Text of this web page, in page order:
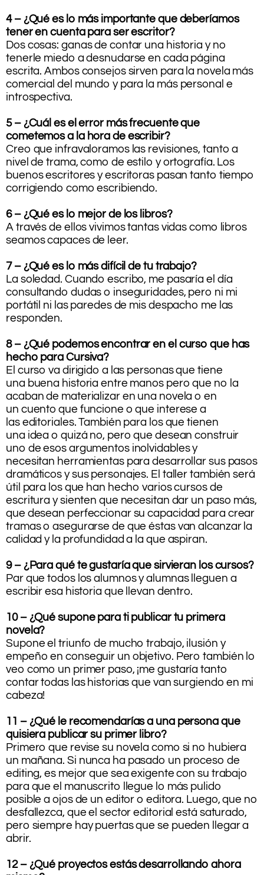
4 – ¿Qué es lo más importante que deberíamos
tener en cuenta para ser escritor?
Dos cosas: ganas de contar una historia y no
tenerle miedo a desnudarse en cada página
escrita. Ambos consejos sirven para la novela más
comercial del mundo y para la más personal e
introspectiva.
5 – ¿Cuál es el error más frecuente que
cometemos a la hora de escribir?
Creo que infravaloramos las revisiones, tanto a
nivel de trama, como de estilo y ortografía. Los
buenos escritores y escritoras pasan tanto tiempo
corrigiendo como escribiendo.
6 – ¿Qué es lo mejor de los libros?
A través de ellos vivimos tantas vidas como libros
seamos capaces de leer.
7 – ¿Qué es lo más difícil de tu trabajo?
La soledad. Cuando escribo, me pasaría el día
consultando dudas o inseguridades, pero ni mi
portátil ni las paredes de mis despacho me las
responden.
8 – ¿Qué podemos encontrar en el curso que has
hecho para Cursiva?
El curso va dirigido a las personas que tiene
una buena historia entre manos pero que no la
acaban de materializar en una novela o en
un cuento que funcione o que interese a
las editoriales. También para los que tienen
una idea o quizá no, pero que desean construir
uno de esos argumentos inolvidables y
necesitan herramientas para desarrollar sus pasos
dramáticos y sus personajes. El taller también será
útil para los que han hecho varios cursos de
escritura y sienten que necesitan dar un paso más,
que desean perfeccionar su capacidad para crear
tramas o asegurarse de que éstas van alcanzar la
calidad y la profundidad a la que aspiran.
9 – ¿Para qué te gustaría que sirvieran los cursos?
Par que todos los alumnos y alumnas lleguen a
escribir esa historia que llevan dentro.
10 – ¿Qué supone para ti publicar tu primera
novela?
Supone el triunfo de mucho trabajo, ilusión y
empeño en conseguir un objetivo. Pero también lo
veo como un primer paso, ¡me gustaría tanto
contar todas las historias que van surgiendo en mi
cabeza!
11 – ¿Qué le recomendarías a una persona que
quisiera publicar su primer libro?
Primero que revise su novela como si no hubiera
un mañana. Si nunca ha pasado un proceso de
editing, es mejor que sea exigente con su trabajo
para que el manuscrito llegue lo más pulido
posible a ojos de un editor o editora. Luego, que no
desfallezca, que el sector editorial está saturado,
pero siempre hay puertas que se pueden llegar a
abrir.
12 – ¿Qué proyectos estás desarrollando ahora